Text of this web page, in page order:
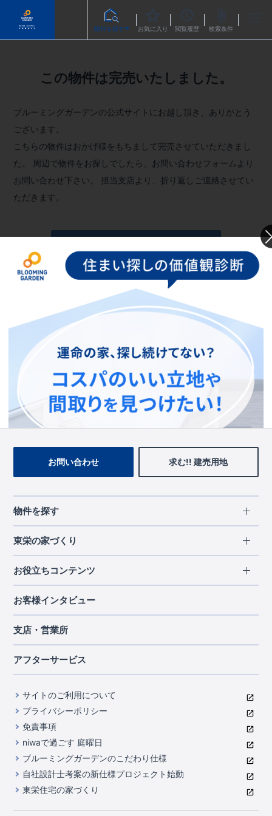
物件を探す お気に入り 閲覧履歴 検索条件
この物件は完売いたしました。
ブルーミングガーデンの公式サイトにお越し頂き、ありがとう
ございます。
こちらの物件はおかげ様をもちまして完売させていただきまし
た。
周辺で物件をお探しでしたら、お問い合わせフォームより
お問い合わせ下さい。
担当支店より、折り返しご連絡させてい
ただきます。
お問い合わせフォームへ
この物件を見ている人に
おすすめの物件
お問い合わせ 求む!! 建売用地
物件を探す
エリアから探す
北海道・東北
北海道
宮城県
千葉県
中部
山梨県
静岡県
滋賀県
京都府
中国・四国
岡山県
広島県
九州・沖縄
福岡県
熊本県
東栄の家づくり
長期優良住宅
住宅性能評価書
ブルーミングガーデンは地震につよい<建物編>
室内空間を快適に保つ断熱性能
コストパフォーマンスに自信
充実のアフターサポート
第三者評価によるお墨付き
家づくりのプロにも選ばれるブルーミングガーデン
住んでみるとじわじわ伝わる暮らしやすさへのこだわり
自社一貫体制
お役立ちコンテンツ
ご契約までの道のり
現地見学ガイド
ご紹介制度のご案内
東栄INDEX（用語集）
お客様インタビュー
支店・営業所
アフターサービス
サイトのご利用について
プライバシーポリシー
免責事項
niwaで過ごす 庭曜日
ブルーミングガーデンのこだわり仕様
自社設計士考案の新仕様プロジェクト始動
東栄住宅の家づくり